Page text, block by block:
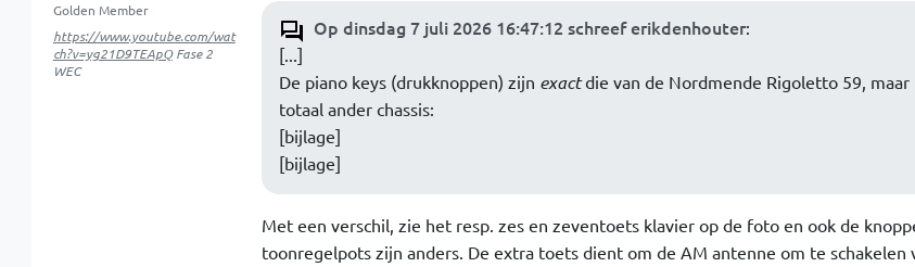
Golden Member
https://www.youtube.com/wat
ch?v=yg21D9TEApQFase 2
WEC
Op dinsdag 7 juli 2026 16:47:12 schreef erikdenhouter:
[...]
De piano keys (drukknoppen) zijn exactdie van de Nordmende Rigoletto 59, maar
totaal ander chassis:
[bijlage]
[bijlage]
Met een verschil, zie het resp. zes en zeventoets klavier op de foto en ook de
toonregelpots zijn anders. De extra toets dient om de AM antenne om te schakelen